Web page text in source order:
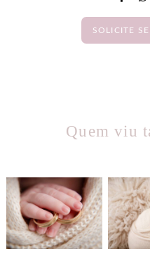
SOLICITE
Quem viu
2323 0